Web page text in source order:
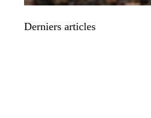
Derniers articles